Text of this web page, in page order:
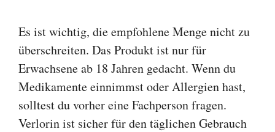
Es ist wichtig, die empfohlene Menge nicht zu
überschreiten. Das Produkt ist nur für
Erwachsene ab 18 Jahren gedacht. Wenn du
Medikamente einnimmst oder Allergien hast,
solltest du vorher eine Fachperson fragen.
Verlorin ist sicher für den täglichen Gebrauch